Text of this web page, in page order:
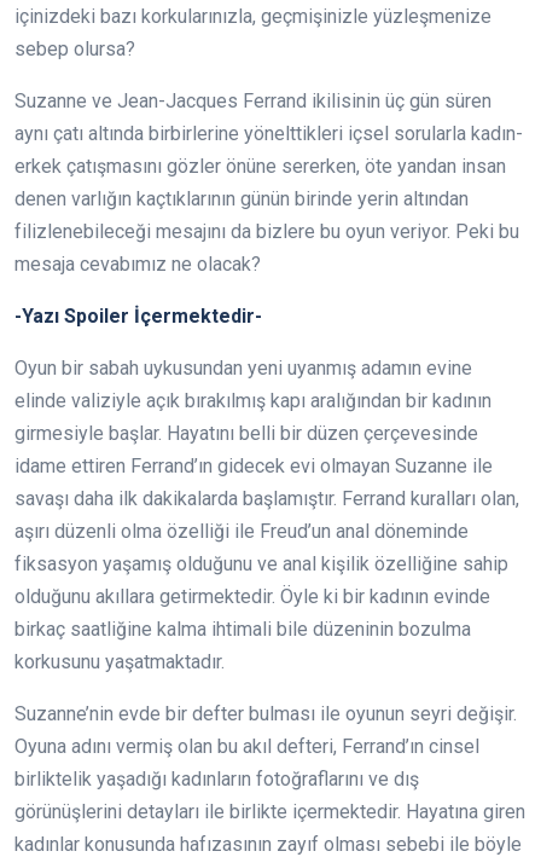
içinizdeki bazı korkularınızla, geçmişinizle yüzleşmenize
sebep olursa?
Suzanne ve Jean-Jacques Ferrand ikilisinin üç gün süren
aynı çatı altında birbirlerine yönelttikleri içsel sorularla kadın-
erkek çatışmasını gözler önüne sererken, öte yandan insan
denen varlığın kaçtıklarının günün birinde yerin altından
filizlenebileceği mesajını da bizlere bu oyun veriyor. Peki bu
mesaja cevabımız ne olacak?
-Yazı Spoiler İçermektedir-
Oyun bir sabah uykusundan yeni uyanmış adamın evine
elinde valiziyle açık bırakılmış kapı aralığından bir kadının
girmesiyle başlar. Hayatını belli bir düzen çerçevesinde
idame ettiren Ferrand’ın gidecek evi olmayan Suzanne ile
savaşı daha ilk dakikalarda başlamıştır. Ferrand kuralları olan,
aşırı düzenli olma özelliği ile Freud’un anal döneminde
fiksasyon yaşamış olduğunu ve anal kişilik özelliğine sahip
olduğunu akıllara getirmektedir. Öyle ki bir kadının evinde
birkaç saatliğine kalma ihtimali bile düzeninin bozulma
korkusunu yaşatmaktadır.
Suzanne’nin evde bir defter bulması ile oyunun seyri değişir.
Oyuna adını vermiş olan bu akıl defteri, Ferrand’ın cinsel
birliktelik yaşadığı kadınların fotoğraflarını ve dış
görünüşlerini detayları ile birlikte içermektedir. Hayatına giren
kadınlar konusunda hafızasının zayıf olması sebebi ile böyle